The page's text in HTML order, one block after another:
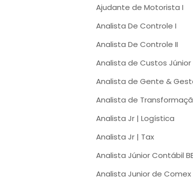
Ajudante de Motorista I
Analista De Controle I
Analista De Controle II
Analista de Custos Júnior
Analista de Gente &
Analista de
Analista Jr | Logística
Analista Jr | Tax
Analista Júnior Contábil
Analista Junior de